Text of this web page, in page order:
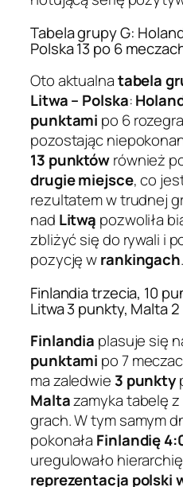
Tabela grupy G:
Polska 13 po 6
Oto aktualnatabela
Litwa – Polska:
punktami po 6
pozostając
13 punktówrównież
drugie miejsce, co
rezultatem w trudnej
nad Litwą pozwoliła
zbliżyć się do rywali i
pozycję wrankingach.
Finlandia trzecia, 10
Litwa 3 punkty, Malta
Finlandia plasuje się
punktami po 7
ma zaledwie 3 punkty
Maltazamyka tabelę z
grach. W tym samym
pokonała Finlandię
uregulowało
reprezentacja polski